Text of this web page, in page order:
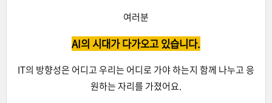
여러분
AI의 시대가 다가오고 있습니다.
IT의 방향성은 어디고 우리는 어디로 가야 하는지 함께 나누고 응
원하는 자리를 가졌어요.